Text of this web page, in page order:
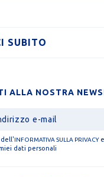
SUBITO
ALLA NOSTRA
dell'INFORMATIVA SULLA PRIVACY
dati personali